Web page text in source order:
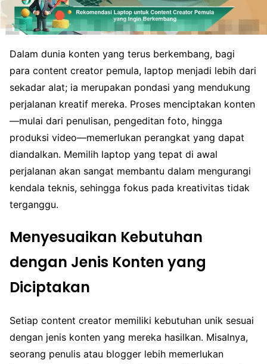
Dalam dunia konten yang terus berkembang, bagi
para content creator pemula, laptop menjadi lebih dari
sekadar alat; ia merupakan pondasi yang mendukung
perjalanan kreatif mereka. Proses menciptakan konten
—mulai dari penulisan, pengeditan foto, hingga
produksi video—memerlukan perangkat yang dapat
diandalkan. Memilih laptop yang tepat di awal
perjalanan akan sangat membantu dalam mengurangi
kendala teknis, sehingga fokus pada kreativitas tidak
terganggu.
Menyesuaikan Kebutuhan
dengan Jenis Konten yang
Diciptakan
Setiap content creator memiliki kebutuhan unik sesuai
dengan jenis konten yang mereka hasilkan. Misalnya,
seorang penulis atau blogger lebih memerlukan